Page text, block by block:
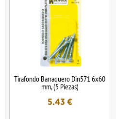
Tirafondo Barraquero Din571 6x60
mm, (5 Piezas)
5.43 €